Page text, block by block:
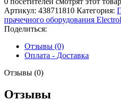
Артикул: 438711810 Категория:
прачечного оборудования
Поделиться:
Отзывы (0)
Оплата - Доставка
Отзывы (0)
Отзывы